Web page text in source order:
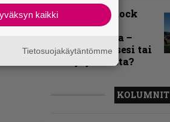
John Smith Rock
Festivalin
yleisögalleria –
bongaatko itsesi tai
tuttuja joukosta?
KOLUMNIT
kaikki
Tietosuojakäytäntömme